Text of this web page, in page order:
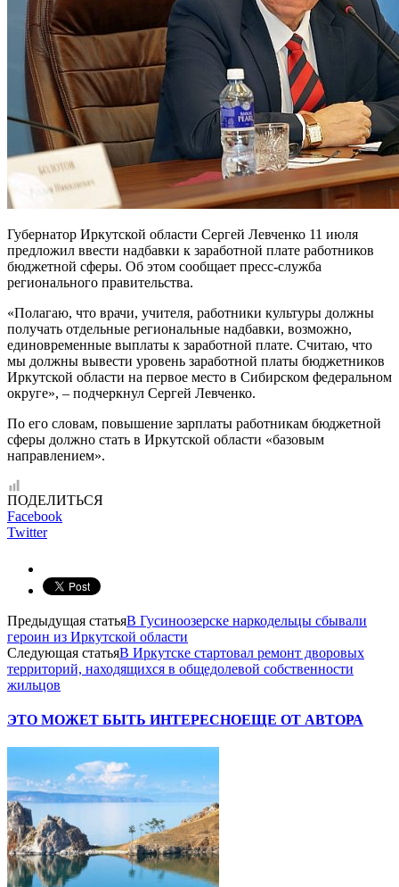
Губернатор Иркутской области Сергей Левченко 11 июля
предложил ввести надбавки к заработной плате работников
бюджетной сферы. Об этом сообщает пресс-служба
регионального правительства.
«Полагаю, что врачи, учителя, работники культуры должны
получать отдельные региональные надбавки, возможно,
единовременные выплаты к заработной плате. Считаю, что
мы должны вывести уровень заработной платы бюджетников
Иркутской области на первое место в Сибирском федеральном
округе», – подчеркнул Сергей Левченко.
По его словам, повышение зарплаты работникам бюджетной
сферы должно стать в Иркутской области «базовым
направлением».
ПОДЕЛИТЬСЯ
Facebook
Twitter
Предыдущая статьяВ Гусиноозерске наркодельцы сбывали
героин из Иркутской области
Следующая статьяВ Иркутске стартовал ремонт дворовых
территорий, находящихся в общедолевой собственности
жильцов
ЭТО МОЖЕТ БЫТЬ ИНТЕРЕСНОЕЩЕ ОТ АВТОРА